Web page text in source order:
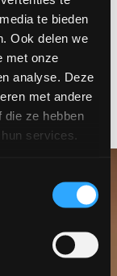
te bieden
Ook delen we
met onze
analyse. Deze
met andere
die ze hebben
services.